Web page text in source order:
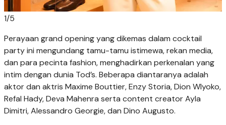
1/5
Perayaan grand opening yang dikemas dalam cocktail
party ini mengundang tamu-tamu istimewa, rekan media,
dan para pecinta fashion, menghadirkan perkenalan yang
intim dengan dunia Tod’s. Beberapa diantaranya adalah
aktor dan aktris Maxime Bouttier, Enzy Storia, Dion WIyoko,
Refal Hady, Deva Mahenra serta content creator Ayla
Dimitri, Alessandro Georgie, dan Dino Augusto.